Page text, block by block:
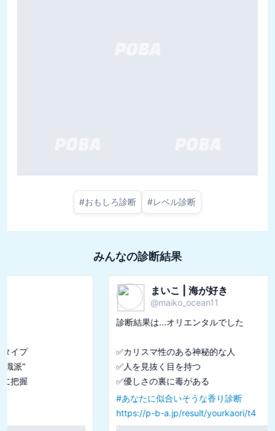
#おもしろ診断 #レベル診断
みんなの診断結果
まいこ | 海が好き
maiko_ocean11
診断結果は...オリエンタルでした
✅カリスマ性のある神秘的な人
✅人を見抜く目を持つ
あなたに似合いそうな香り診断
https://p-b-a.jp/result/yourkaori/t4